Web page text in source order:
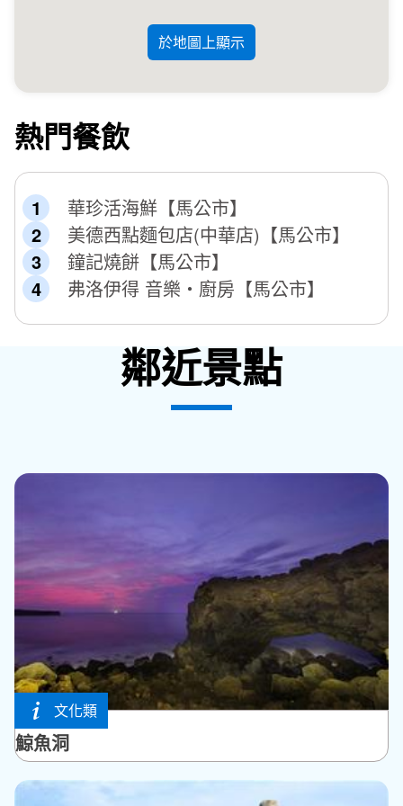
於地圖上顯示
熱門餐飲
華珍活海鮮【馬公市】
美德西點麵包店(中華店)【馬公市】
鐘記燒餅【馬公市】
弗洛伊得 音樂‧廚房【馬公市】
鄰近景點
文化類
西嶼鄉
鯨魚洞